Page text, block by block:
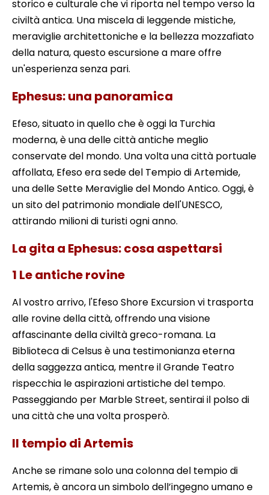
storico e culturale che vi riporta nel tempo verso la
civiltà antica. Una miscela di leggende mistiche,
meraviglie architettoniche e la bellezza mozzafiato
della natura, questo escursione a mare offre
un'esperienza senza pari.
Ephesus: una panoramica
Efeso, situato in quello che è oggi la Turchia
moderna, è una delle città antiche meglio
conservate del mondo. Una volta una città portuale
affollata, Efeso era sede del Tempio di Artemide,
una delle Sette Meraviglie del Mondo Antico. Oggi, è
un sito del patrimonio mondiale dell'UNESCO,
attirando milioni di turisti ogni anno.
La gita a Ephesus: cosa aspettarsi
1 Le antiche rovine
Al vostro arrivo, l'Efeso Shore Excursion vi trasporta
alle rovine della città, offrendo una visione
affascinante della civiltà greco-romana. La
Biblioteca di Celsus è una testimonianza eterna
della saggezza antica, mentre il Grande Teatro
rispecchia le aspirazioni artistiche del tempo.
Passeggiando per Marble Street, sentirai il polso di
una città che una volta prosperò.
Il tempio di Artemis
Anche se rimane solo una colonna del tempio di
Artemis, è ancora un simbolo dell’ingegno umano e